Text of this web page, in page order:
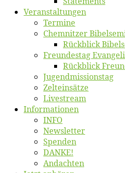
Ver­an­stal­tun­gen
Ter­mi­ne
Chemnit­zer
Rück­blick
Freun­des­tag
Rück­blick
Jugend­mis­sions­tag
Zelt­ein­sät­ze
Live­stream
Informatio­nen
INFO
News­let­ter
Spen­den
DANKE!
An­dach­ten